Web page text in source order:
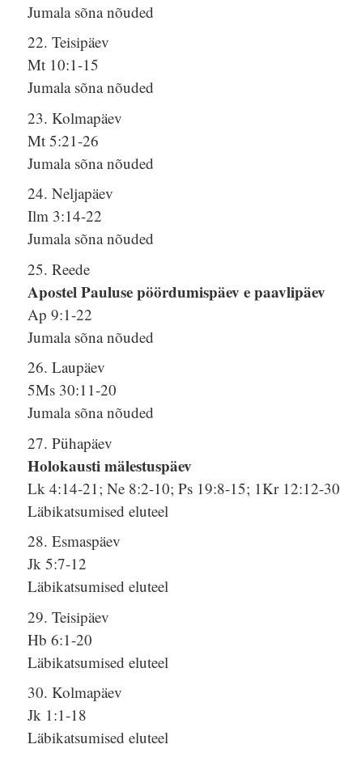
Jumala sõna nõuded
22. Teisipäev
Mt 10:1-15
Jumala sõna nõuded
23. Kolmapäev
Mt 5:21-26
Jumala sõna nõuded
24. Neljapäev
Ilm 3:14-22
Jumala sõna nõuded
25. Reede
Apostel Pauluse pöördumispäev e paavlipäev
Ap 9:1-22
Jumala sõna nõuded
26. Laupäev
5Ms 30:11-20
Jumala sõna nõuded
27. Pühapäev
Holokausti mälestuspäev
Lk 4:14-21; Ne 8:2-10; Ps 19:8-15; 1Kr 12:12-30
Läbikatsumised eluteel
28. Esmaspäev
Jk 5:7-12
Läbikatsumised eluteel
29. Teisipäev
Hb 6:1-20
Läbikatsumised eluteel
30. Kolmapäev
Jk 1:1-18
Läbikatsumised eluteel